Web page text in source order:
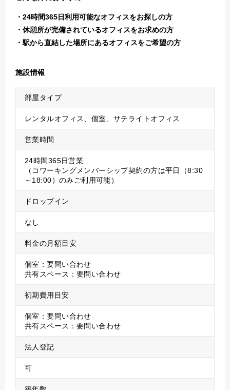
24時間365日利用可能なオフィスをお探しの方
休憩所が完備されているオフィスをお求めの方
駅から直結した場所にあるオフィスをご希望の方
施設情報
部屋タイプ
レンタルオフィス、個室、サテライトオフィス
営業時間
24時間365日営業
（コワーキングメンバーシップ契約の方は平日（8:30
～18:00）のみご利用可能）
ドロップイン
なし
料金の月額目安
個室：要問い合わせ
共有スペース：要問い合わせ
初期費用目安
個室：要問い合わせ
共有スペース：要問い合わせ
法人登記
可